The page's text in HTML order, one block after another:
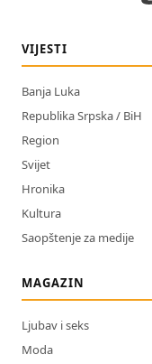
VIJESTI
Banja Luka
Republika Srpska / BiH
Region
Svijet
Hronika
Kultura
Saopštenje za medije
MAGAZIN
Ljubav i seks
Moda